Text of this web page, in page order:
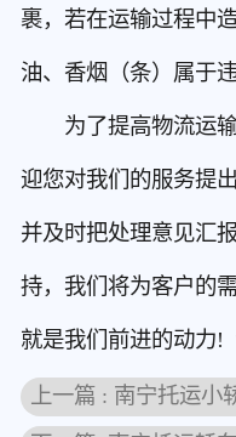
裹，若在运输过程中
油、香烟（条）属于
为了提高物流运输
迎您对我们的服务提
并及时把处理意见汇
持，我们将为客户的
就是我们前进的动力!
上一篇 : 南宁托运小